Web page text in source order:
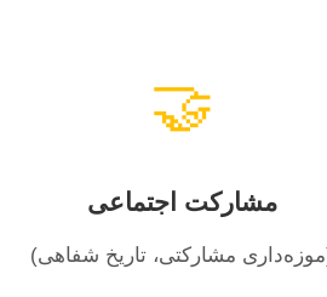
🤝
مشارکت اجتماعی
مشارکتی، تاریخ شفاهی)